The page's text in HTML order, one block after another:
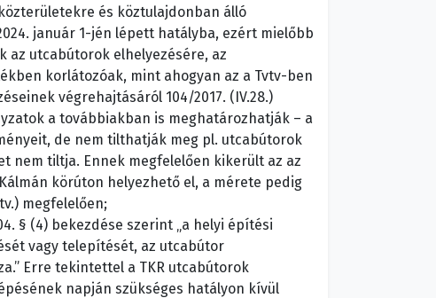
és köztulajdonban álló
január 1-jén lépett hatályba, ezért mielőbb
az utcabútorok elhelyezésére, az
korlátozóak, mint ahogyan az a Tvtv-ben
végrehajtásáról 104/2017. (IV.28.)
a továbbiakban is meghatározhatják – a
de nem tilthatják meg pl. utcabútorok
nem tiltja. Ennek megfelelően kikerült az az
körúton helyezhető el, a mérete pedig
megfelelően;
§ (4) bekezdése szerint „a helyi építési
vagy telepítését, az utcabútor
Erre tekintettel a TKR utcabútorok
napján szükséges hatályon kívül